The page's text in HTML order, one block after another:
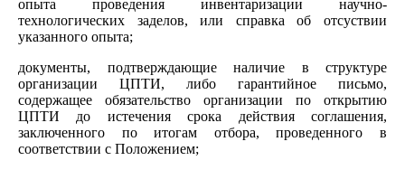
опыта проведения инвентаризации научно-
технологических заделов, или справка об отсуствии
указанного опыта;
документы, подтверждающие наличие в структуре
организации ЦПТИ, либо гарантийное письмо,
содержащее обязательство организации по открытию
ЦПТИ до истечения срока действия соглашения,
заключенного по итогам отбора, проведенного в
соответствии с Положением;